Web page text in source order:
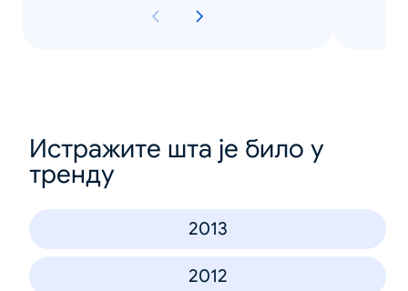
Истражите шта је било у
тренду
2013
2012